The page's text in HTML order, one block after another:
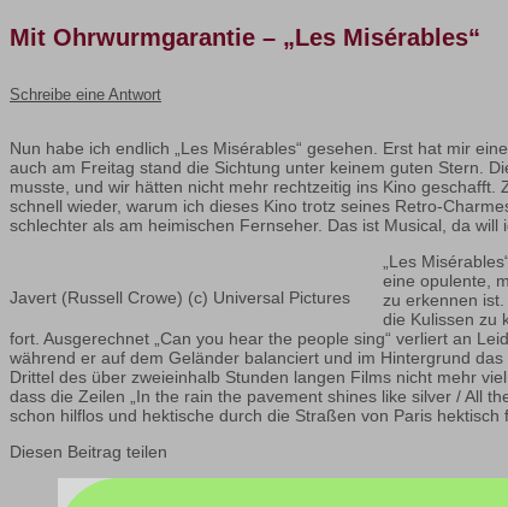
Mit Ohrwurmgarantie – „Les Misérables“
Schreibe eine Antwort
Nun habe ich endlich „Les Misérables“ gesehen. Erst hat mir
auch am Freitag stand die Sichtung unter keinem guten Stern.
musste, und wir hätten nicht mehr rechtzeitig ins Kino
schnell wieder, warum ich dieses Kino trotz seines Retro-
schlechter als am heimischen Fernseher. Das ist Musical, da
Javert (Russell Crowe) (c) Universal Pictures
„Les
eine opulente,
zu erkennen
die Kulissen zu
fort. Ausgerechnet „Can you hear the people sing“ verliert an
während er auf dem Geländer balanciert und im Hintergrund
Drittel des über zweieinhalb Stunden langen Films nicht mehr
dass die Zeilen „In the rain the pavement shines like silver / All
schon hilflos und hektische durch die Straßen von Paris hektisch
Diesen Beitrag teilen